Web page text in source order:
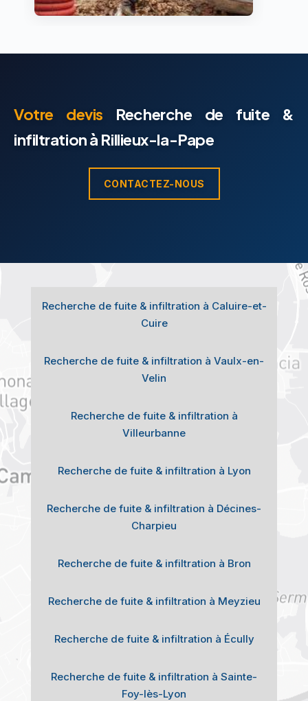
Votre devis Recherche de fuite &
infiltration à Rillieux-la-Pape
CONTACTEZ-NOUS
Recherche de fuite & infiltration à Caluire-et-
Cuire
Recherche de fuite & infiltration à Vaulx-en-
Velin
Recherche de fuite & infiltration à
Villeurbanne
Recherche de fuite & infiltration à Lyon
Recherche de fuite & infiltration à Décines-
Charpieu
Recherche de fuite & infiltration à Bron
Recherche de fuite & infiltration à Meyzieu
Recherche de fuite & infiltration à Écully
Recherche de fuite & infiltration à Sainte-
Foy-lès-Lyon